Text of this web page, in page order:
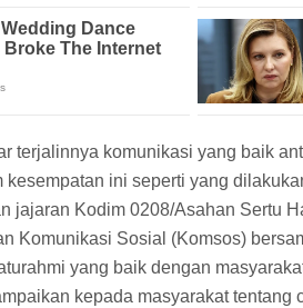
terjalinnya komunikasi yang baik
kesempatan ini seperti yang
jajaran Kodim 0208/Asahan Sertu
Komunikasi Sosial (Komsos)
yang baik dengan
kepada masyarakat